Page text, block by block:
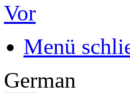
Vor
Menü
German